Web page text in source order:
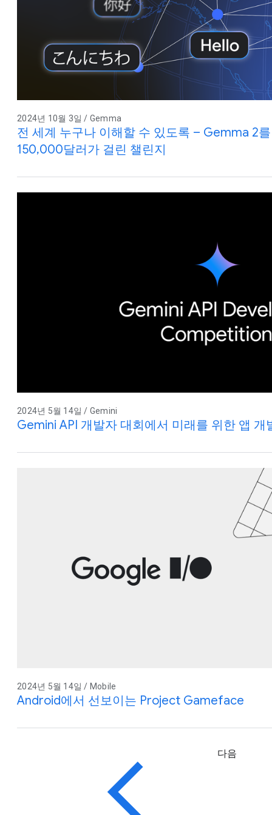
2024년 10월 3일 / Gemma
전 세계 누구나 이해할 수 있도록 – Gemma 2
150,000달러가 걸린 챌린지
2024년 5월 14일 / Gemini
Gemini API 개발자 대회에서 미래를 위한 앱 개
2024년 5월 14일 / Mobile
Android에서 선보이는 Project Gameface
다음